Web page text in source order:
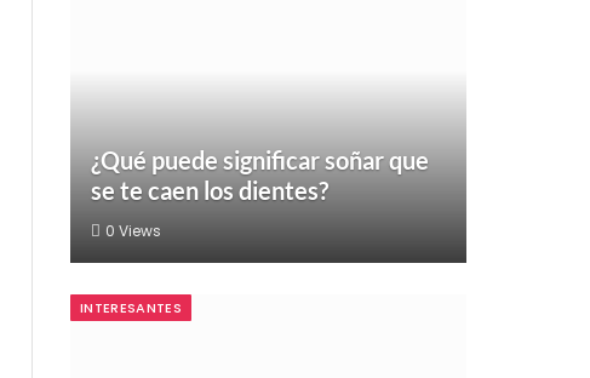
¿Qué puede significar soñar que
se te caen los dientes?
0 Views
INTERESANTES